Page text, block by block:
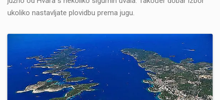
ukoliko nastavljate plovidbu prema jugu.